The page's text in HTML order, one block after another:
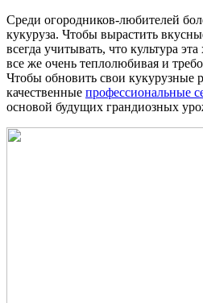
Среди огородников-любителей
кукуруза. Чтобы вырастить
всегда учитывать, что культура
все же очень теплолюбивая и
Чтобы обновить свои кукурузные
качественные профессиональные
основой будущих грандиозных